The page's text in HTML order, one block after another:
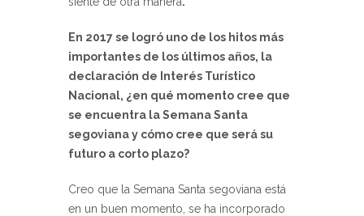
En 2017 se logró uno de los hitos más
importantes de los últimos años, la
declaración de Interés Turístico
Nacional, ¿en qué momento cree que
se encuentra la Semana Santa
segoviana y cómo cree que será su
futuro a corto plazo?
Creo que la Semana Santa segoviana está
en un buen momento, se ha incorporado